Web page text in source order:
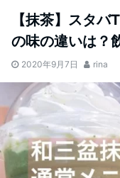
【抹茶】スタ
の味の違いは？
2020年9月7日 rina